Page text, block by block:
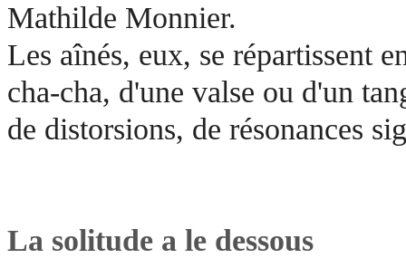
Mathilde Monnier.
Les aînés, eux, se répartissent
cha-cha, d'une valse ou d'un
de distorsions, de résonances
La solitude a le dessous